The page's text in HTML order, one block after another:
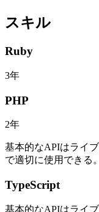
スキル
Ruby
3年
PHP
2年
基本的なAPIはライ
で適切に使用できる。
TypeScript
基本的なAPIはライ